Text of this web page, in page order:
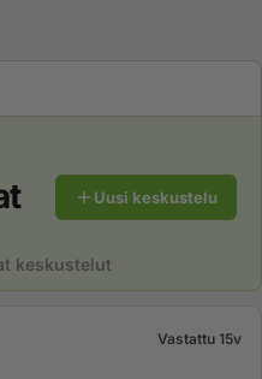
Uusi keskustelu
keskustelut
Vastattu 15v